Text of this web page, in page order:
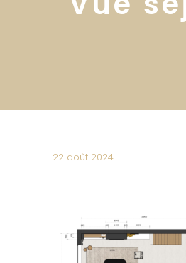
22 août 2024